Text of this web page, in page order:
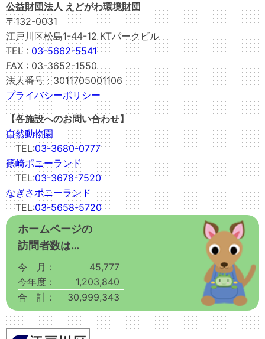
公益財団法人 えどがわ環境財団
〒132-0031
江戸川区松島1-44-12 KTパークビル
TEL :03-5662-5541
FAX : 03-3652-1550
法人番号：3011705001106
プライバシーポリシー
【各施設へのお問い合わせ】
自然動物園
TEL:03-3680-0777
篠崎ポニーランド
TEL:03-3678-7520
なぎさポニーランド
TEL:03-5658-5720
ホームページの
訪問者数は…
今 月 :
45,777
今年度 :
1,203,840
合 計 :
30,999,343